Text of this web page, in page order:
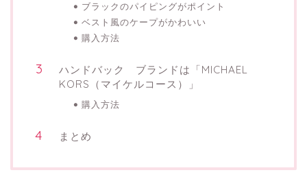
ブラックのパイピングがポイント
ベスト風のケープがかわいい
購入方法
ハンドバック ブランドは「MICHAEL
KORS（マイケルコース）」
購入方法
まとめ